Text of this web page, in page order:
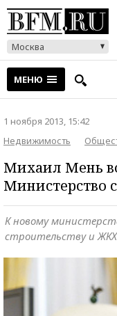
Москва
МЕНЮ
1 ноября 2013, 15:42
Недвижимость
Михаил Мень
Министерство
К новому
строительству и